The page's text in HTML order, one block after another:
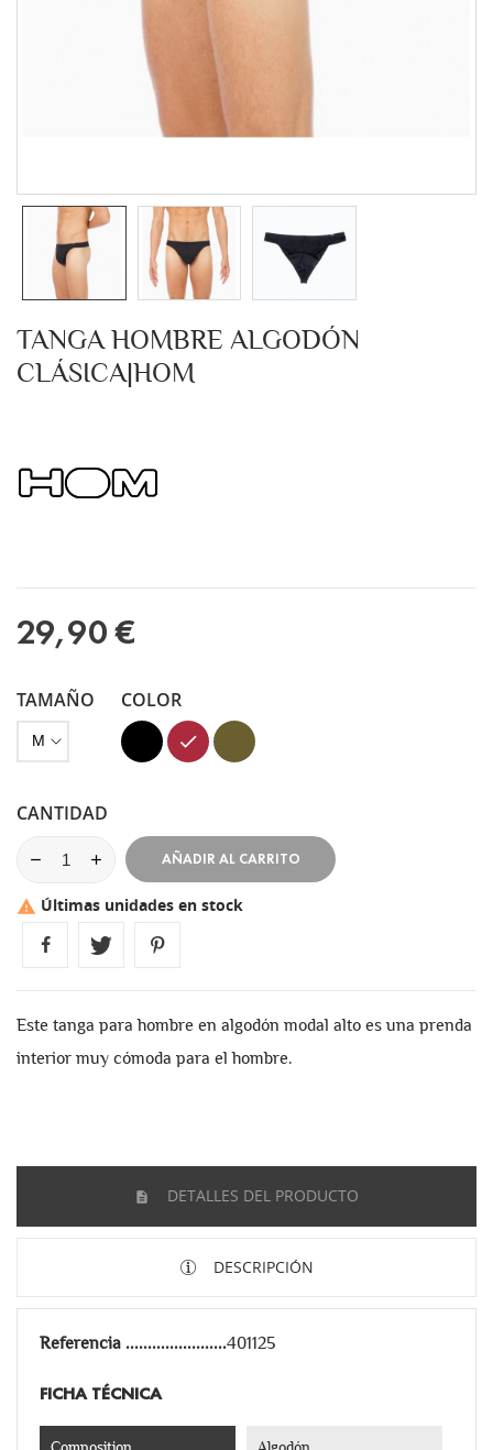
TANGA HOMBRE ALGODÓN
CLÁSICA|HOM
29,90 €
TAMAÑO COLOR
Negro GranateVerde
Kaki
CANTIDAD
AÑADIR AL CARRITO
 Últimas unidades en stock
Este tanga para hombre en algodón modal alto es una prenda
interior muy cómoda para el hombre.
DETALLES DEL PRODUCTO
DESCRIPCIÓN
Referencia 401125
FICHA TÉCNICA